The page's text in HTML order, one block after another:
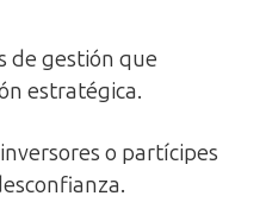
de gestión que
estratégica.
o partícipes